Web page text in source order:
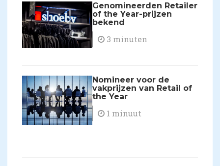
Genomineerden Retailer
of the Year-prijzen
bekend
3 minuten
Nomineer voor de
vakprijzen van Retail of
the Year
1 minuut